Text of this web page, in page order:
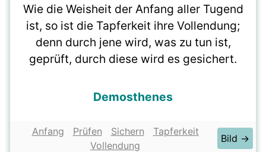
Wie die Weisheit der Anfang aller Tugend
ist, so ist die Tapferkeit ihre Vollendung;
denn durch jene wird, was zu tun ist,
geprüft, durch diese wird es gesichert.
Demosthenes
Anfang Prüfen Sichern
Tapferkeit
Vollendung
Bild →